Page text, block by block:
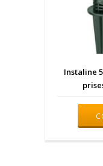
Instaline